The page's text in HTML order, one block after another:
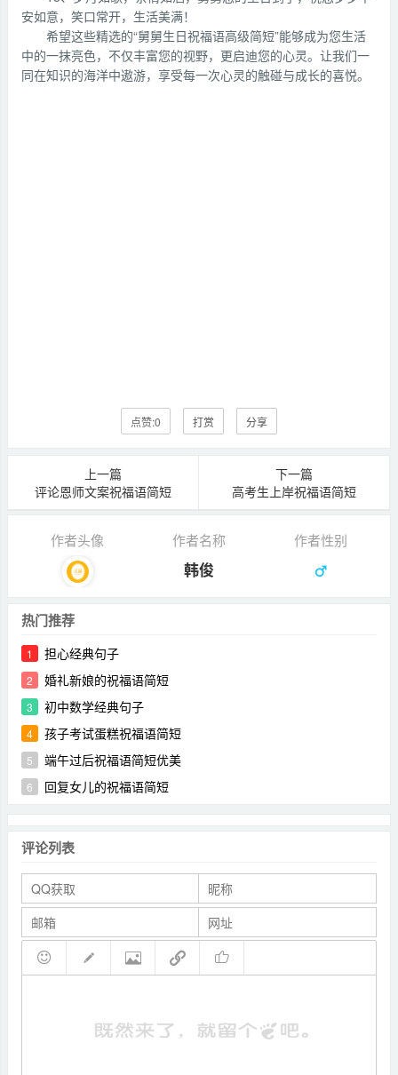
安如意，笑口常开，生活美满！
希望这些精选的“舅舅生日祝福语高级简短”能够成为您生活
中的一抹亮色，不仅丰富您的视野，更启迪您的心灵。让我们一
同在知识的海洋中遨游，享受每一次心灵的触碰与成长的喜悦。
点赞:0 打赏 分享
上一篇
评论恩师文案祝福语简短
下一篇
高考生上岸祝福语简短
作者头像 作者名称 作者性别
韩俊
热门推荐
1 担心经典句子
2 婚礼新娘的祝福语简短
3 初中数学经典句子
4 孩子考试蛋糕祝福语简短
5 端午过后祝福语简短优美
6 回复女儿的祝福语简短
评论列表